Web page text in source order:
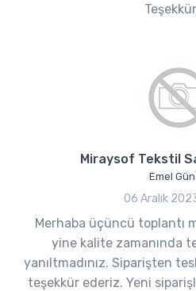
Miraysof Tekstil
Emel
06 Aralık
Merhaba üçüncü toplantı
yine kalite zamanında
yanıltmadınız. Siparişten
teşekkür ederiz. Yeni